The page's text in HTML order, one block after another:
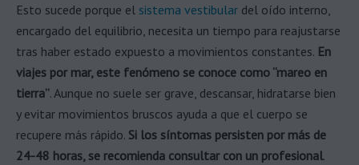
Esto sucede porque el sistema vestibular del oído interno,
encargado del equilibrio, necesita un tiempo para reajustarse
tras haber estado expuesto a movimientos constantes. En
viajes por mar, este fenómeno se conoce como “mareo en
tierra”. Aunque no suele ser grave, descansar, hidratarse bien
y evitar movimientos bruscos ayuda a que el cuerpo se
recupere más rápido. Si los síntomas persisten por más de
24-48 horas, se recomienda consultar con un profesional.